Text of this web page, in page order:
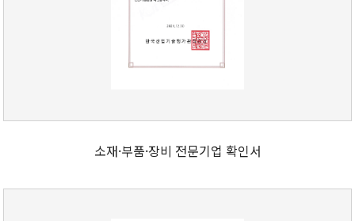
소재·부품·장비 전문기업 확인서